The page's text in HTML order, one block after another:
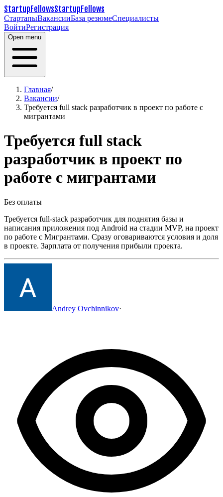
StartupFellowsStartupFellows
СтартапыВакансииБаза резюмеСпециалисты
ВойтиРегистрация
Open menu
Главная/
Вакансии/
Требуется full stack разработчик в проект по работе с
мигрантами
Требуется full stack
разработчик в проект по
работе с мигрантами
Без оплаты
Требуется full-stack разработчик для поднятия базы и
написания приложения под Android на стадии MVP, на проект
по работе с Мигрантами. Сразу оговариваются условия и доля
в проекте. Зарплата от получения прибыли проекта.
Andrey Ovchinnikov·